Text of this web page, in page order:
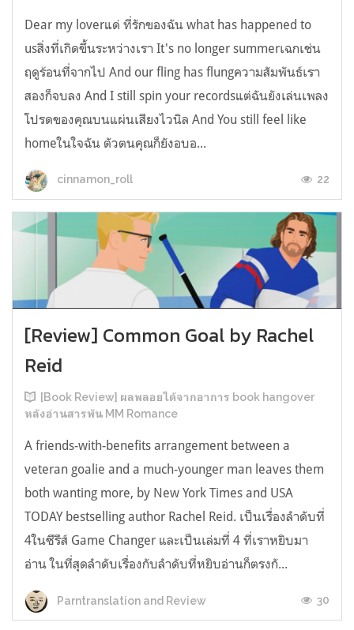
Dear my loverแด่ ที่รักของฉัน what has happened to
usสิ่งที่เกิดขึ้นระหว่างเรา It's no longer summerเฉกเช่น
ฤดูร้อนที่จากไป And our fling has flungความสัมพันธ์เรา
สองก็จบลง And I still spin your recordsแต่ฉันยังเล่นเพลง
โปรดของคุณบนแผ่นเสียงไวนิล And You still feel like
homeในใจฉัน ตัวตนคุณก็ยังอบอ...
cinnamon_roll 22
[Review] Common Goal by Rachel
Reid
[Book Review] ผลพลอยได้จากอาการ book hangover
หลังอ่านสารพัน MM Romance
A friends-with-benefits arrangement between a
veteran goalie and a much-younger man leaves them
both wanting more, by New York Times and USA
TODAY bestselling author Rachel Reid. เป็นเรื่องลำดับที่
4ในซีรีส์ Game Changer และเป็นเล่มที่ 4 ที่เราหยิบมา
อ่าน ในที่สุดลำดับเรื่องกับลำดับที่หยิบอ่านก็ตรงกั...
Parntranslation and Review 30